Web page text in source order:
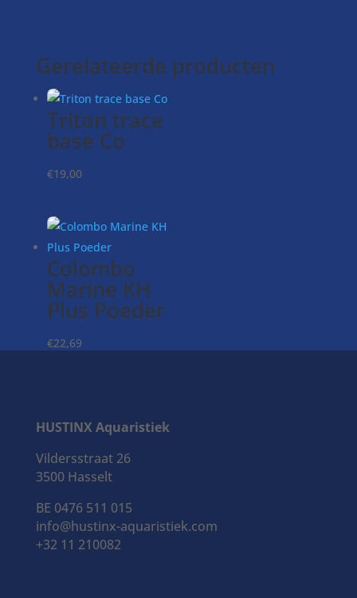
Gerelateerde producten
Triton trace
base Co
€19,00
Colombo
Marine KH
Plus Poeder
€22,69
Colombo
Marine
Metals +
€ 12,99
HUSTINX Aquaristiek
Vildersstraat 26
3500 Hasselt
BE 0476 511 015
info@hustinx-aquaristiek.com
+32 11 210082